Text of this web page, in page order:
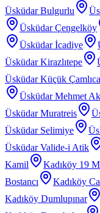
Üsküdar Bulgurlu
Üsküdar Çengelköy
Üsküdar İcadiye
Üsküdar Kirazlıtepe
Üsküdar Küçük Çamlıca
Üsküdar Mehmet
Üsküdar Muratreis
Üsküdar Selimiye
Üsküdar Valide-i Atik
Kamil
Kadıköy 19
Bostancı
Kadıköy
Kadıköy Dumlupınar